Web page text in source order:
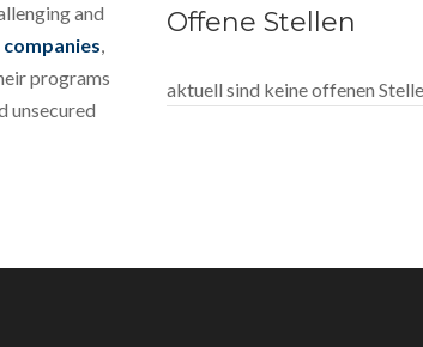
and
,
programs
unsecured
Offene Stellen
aktuell sind keine offenen